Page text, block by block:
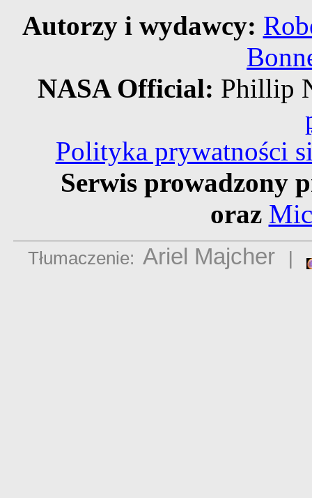
Autorzy i wydawcy:
NASA Official: Phillip
Polityka prywatności
Serwis prowadzony
oraz
Tłumaczenie: Ariel Majcher |